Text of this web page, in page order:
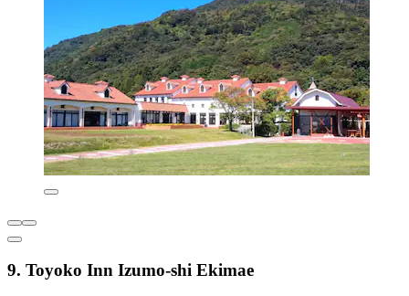
9. Toyoko Inn Izumo-shi Ekimae